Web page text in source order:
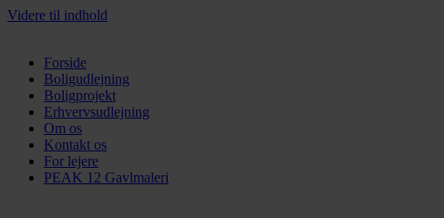
Videre til indhold
Forside
Boligudlejning
Boligprojekt
Erhvervsudlejning
Om os
Kontakt os
For lejere
PEAK 12 Gavlmaleri